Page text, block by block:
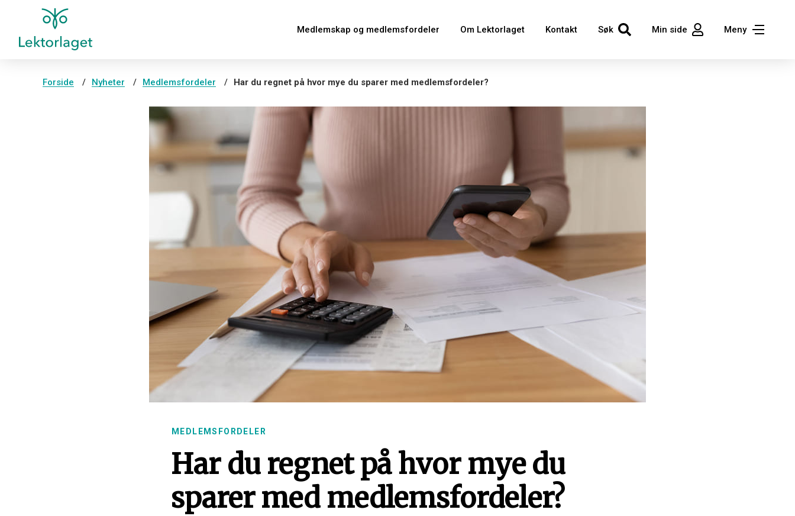
Medlemskap og medlemsfordeler Om Lektorlaget Kontakt Søk Min side Meny
Forside Nyheter Medlemsfordeler Har du regnet på hvor mye du sparer med medlemsfordeler?
MEDLEMSFORDELER
Har du regnet på hvor mye du
sparer med medlemsfordeler?